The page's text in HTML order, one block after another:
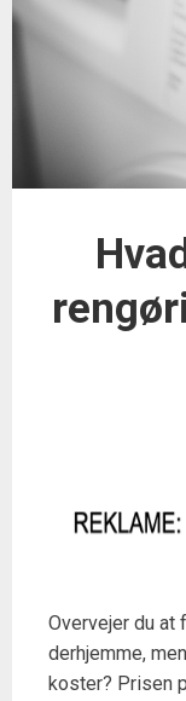
Overvejer du
derhjemme,
koster? Prisen